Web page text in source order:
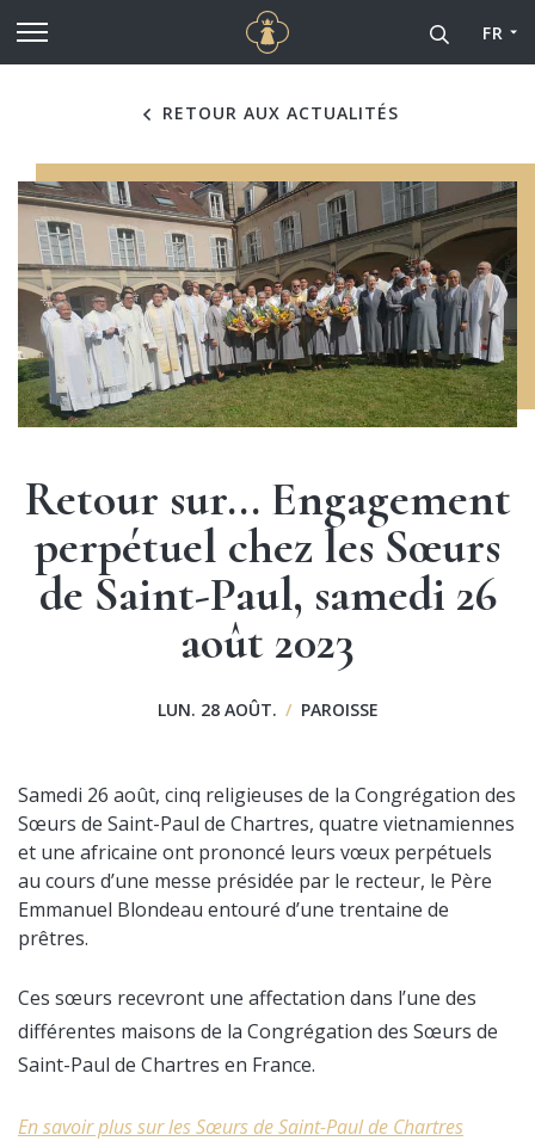
Aller au contenu principal Cathédrale Notre-Dame
FR
RETOUR AUX ACTUALITÉS
Retour sur... Engagement
perpétuel chez les Sœurs
de Saint-Paul, samedi 26
août 2023
LUN. 28 AOÛT. / PAROISSE
Samedi 26 août, cinq religieuses de la Congrégation des
Sœurs de Saint-Paul de Chartres, quatre vietnamiennes
et une africaine ont prononcé leurs vœux perpétuels
au cours d’une messe présidée par le recteur, le Père
Emmanuel Blondeau entouré d’une trentaine de
prêtres.
Ces sœurs recevront une affectation dans l’une des
différentes maisons de la Congrégation des Sœurs de
Saint-Paul de Chartres en France.
En savoir plus sur les Sœurs de Saint-Paul de Chartres